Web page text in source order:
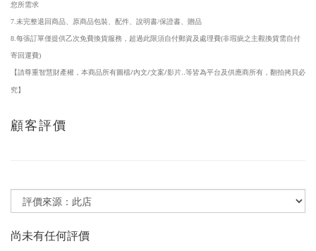
您所需求
7.未完整退回商品、原商品包裝、配件、說明書/保證書、贈品
8.每張訂單僅提供乙次免費換貨服務，超過此限須自付郵資及處理費(非瑕疵之主觀換貨需自付
寄回運費)
【請尊重智慧財產權，本商品所有圖檔/內文/文案/影片..等皆為平台及供應商所有，翻拍拷貝必
究】
顧客評價
尚未有任何評價